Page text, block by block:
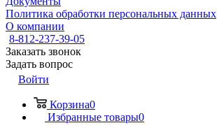
Политика обработки персональных данных
О компании
8-812-237-39-05
Заказать звонок
Задать вопрос
Войти
Корзина0
Избранные товары0